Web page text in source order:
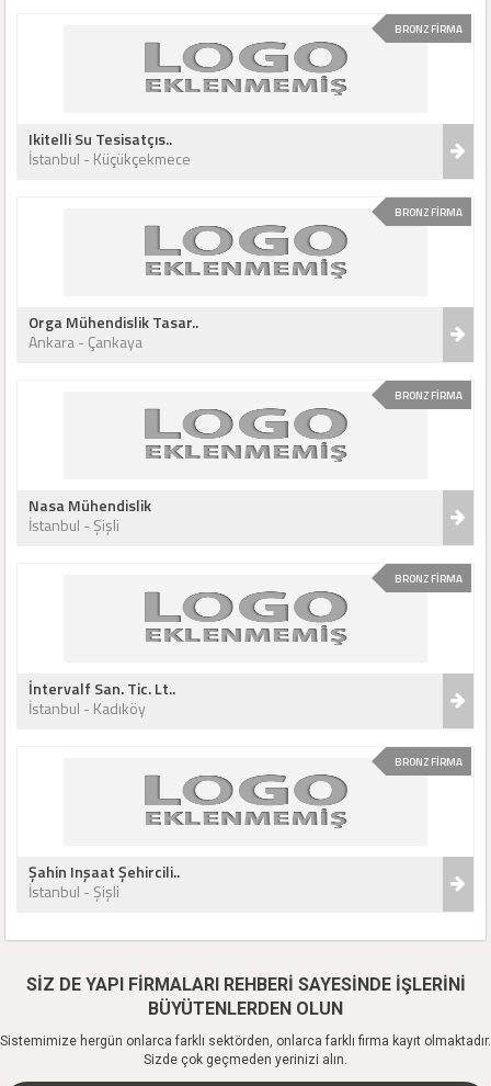
BRONZ FİRMA
Ikitelli Su Tesisatçıs..
İstanbul - Küçükçekmece
BRONZ FİRMA
Orga Mühendislik Tasar..
Ankara - Çankaya
BRONZ FİRMA
Nasa Mühendislik
İstanbul - Şişli
BRONZ FİRMA
İntervalf San. Tic. Lt..
İstanbul - Kadıköy
BRONZ FİRMA
Şahin Inşaat Şehircili..
İstanbul - Şişli
SİZ DE YAPI FİRMALARI REHBERİ SAYESİNDE İŞLERİNİ
BÜYÜTENLERDEN OLUN
Sistemimize hergün onlarca farklı sektörden, onlarca farklı firma kayıt olmaktadır.
Sizde çok geçmeden yerinizi alın.